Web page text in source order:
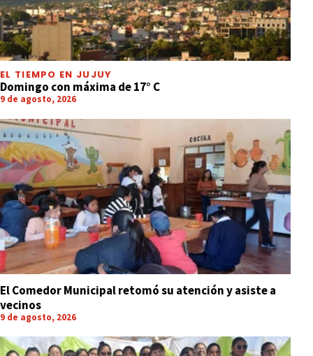
EL TIEMPO EN JUJUY
Domingo con máxima de 17° C
9 de agosto, 2026
El Comedor Municipal retomó su atención y asiste a
vecinos
9 de agosto, 2026